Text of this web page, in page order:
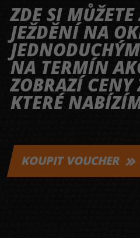
ZDE SI
JEŽDĚNÍ NA
NA TERMÍN
ZOBRAZÍ CENY
KTERÉ
KOUPIT VOUCHER